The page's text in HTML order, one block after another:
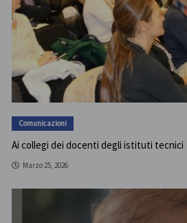
Comunicazioni
Ai collegi dei docenti degli istituti tecnici
Marzo 25, 2026